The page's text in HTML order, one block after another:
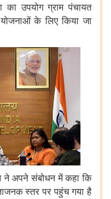
का उपयोग ग्राम पंचायत
योजनाओं के लिए किया जा
ने अपने संबोधन में कहा कि
स्तर पर पहुंच गया है